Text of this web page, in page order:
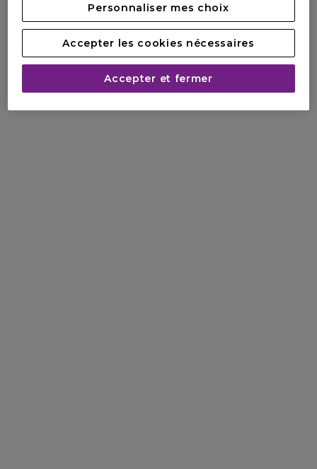
Personnaliser mes choix
Accepter les cookies nécessaires
Accepter et fermer